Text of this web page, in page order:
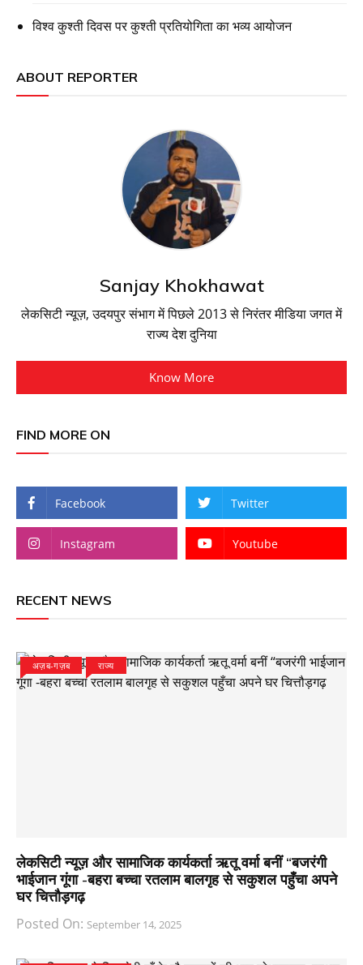
विश्व कुश्ती दिवस पर कुश्ती प्रतियोगिता का भव्य आयोजन
ABOUT REPORTER
Sanjay Khokhawat
लेकसिटी न्यूज़, उदयपुर संभाग में पिछले 2013 से निरंतर मीडिया जगत में
राज्य देश दुनिया
Know More
FIND MORE ON
Facebook Twitter
Instagram Youtube
RECENT NEWS
अज़ब-गज़ब राज्य
लेकसिटी न्यूज़ और सामाजिक कार्यकर्ता ऋतू वर्मा बनीं “बजरंगी
भाईजान गूंगा -बहरा बच्चा रतलाम बालगृह से सकुशल पहुँचा अपने
घर चित्तौड़गढ़
Posted On: September 14, 2025